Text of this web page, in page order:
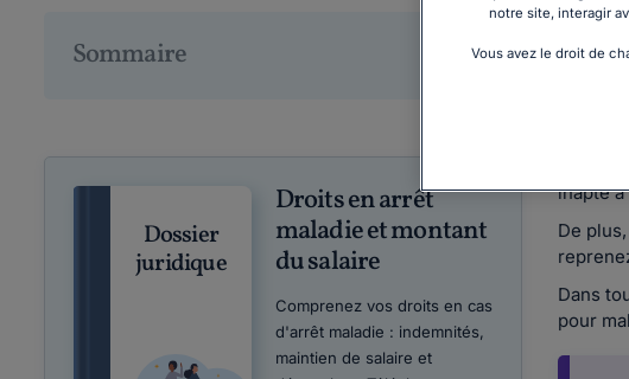
Sommaire
Dossier
juridique
Droits en arrêt
maladie et montant
du salaire
Comprenez vos droits en cas
d'arrêt maladie : indemnités,
maintien de salaire et
Est-
non
Si
inapte
De
Dans
pour
notre site, interagir
Vous avez le droit de